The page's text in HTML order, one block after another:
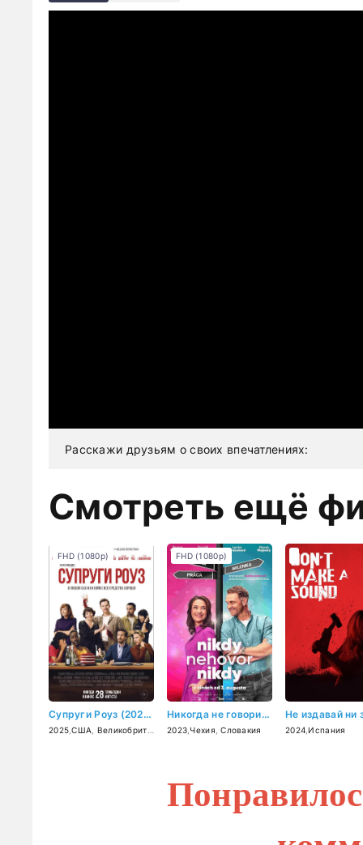
Расскажи друзьям о своих впечатлениях:
Смотреть ещё
Супруги Роуз (2025)
2025 ,США Великобритания
FHD (1080p)
Никогда не говори никогда (2023)
2023 Чехия ,Словакия
FHD (1080p)
2024 ,Испания